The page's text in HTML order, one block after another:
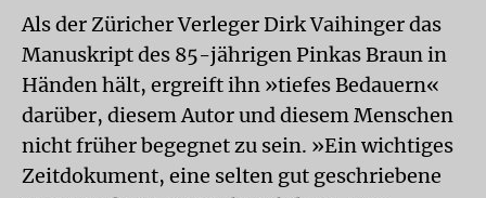
Als der Züricher Verleger Dirk Vaihinger das
Manuskript des 85-jährigen Pinkas Braun in
Händen hält, ergreift ihn »tiefes Bedauern«
darüber, diesem Autor und diesem Menschen
nicht früher begegnet zu sein. »Ein wichtiges
Zeitdokument, eine selten gut geschriebene